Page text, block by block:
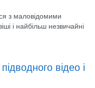
з маловідомими
і найбільш незвичайні
відео і